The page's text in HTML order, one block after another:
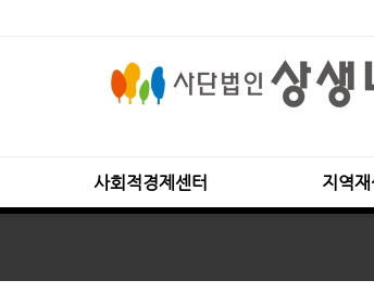
사회적경제센터 지역재